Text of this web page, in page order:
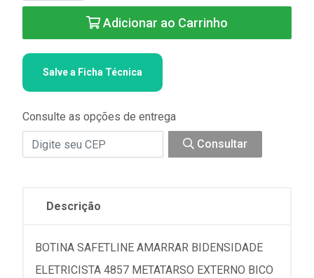
Adicionar ao Carrinho
Salve a Ficha Técnica
Consulte as opções de entrega
Consultar
Descrição
BOTINA SAFETLINE AMARRAR BIDENSIDADE
ELETRICISTA 4857 METATARSO EXTERNO BICO